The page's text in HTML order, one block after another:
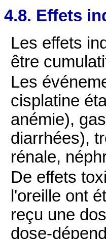
4.8. Effets
Les effets
être
Les
cisplatine
anémie),
diarrhées),
rénale,
De effets
l'oreille ont
reçu une
dose-